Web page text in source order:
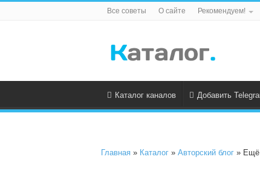
Все советы О сайте Рекомендуем!
Каталог каналов Добавить
Главная » Каталог » Авторский блог »